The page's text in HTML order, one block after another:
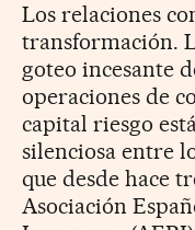
Los relaciones
transformación.
goteo incesante
operaciones de
capital riesgo
silenciosa entre
que desde hace
Asociación